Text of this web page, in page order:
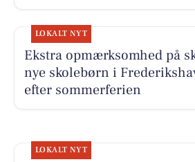
LOKALT NYT
Ekstra opmærksomhed på
nye skolebørn i
efter sommerferien
LOKALT NYT